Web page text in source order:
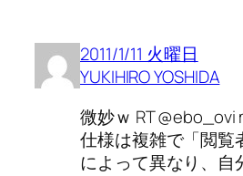
2011/1/11 火曜日
YUKIHIRO YOSHIDA
微妙ｗ RT
仕様は複雑で「閲覧
によって異なり、自